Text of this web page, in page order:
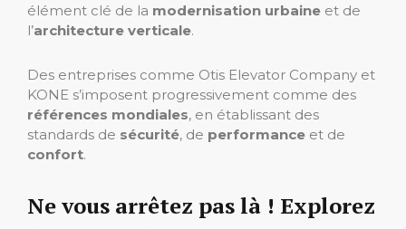
élément clé de la modernisation urbaine et de
l’architecture verticale.
Des entreprises comme Otis Elevator Company et
KONE s’imposent progressivement comme des
références mondiales, en établissant des
standards de sécurité, de performance et de
confort.
Ne vous arrêtez pas là ! Explorez